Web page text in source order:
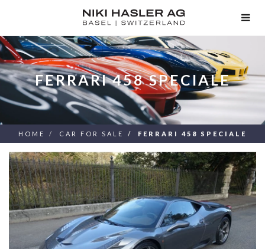
FERRARI 458 SPECIALE
HOME CAR FOR SALE FERRARI 458 SPECIALE